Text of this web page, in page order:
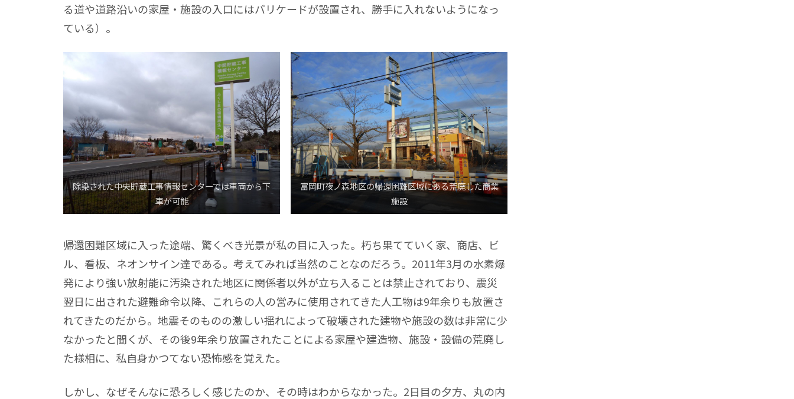
る道や道路沿いの家屋・施設の入口にはバリケードが設置され、勝手に入れないようになっ
ている）。
除染された中央貯蔵工事情報センターでは車両から下
車が可能
富岡町夜ノ森地区の帰還困難区域にある荒廃した商業
施設
帰還困難区域に入った途端、驚くべき光景が私の目に入った。朽ち果てていく家、商店、ビ
ル、看板、ネオンサイン達である。考えてみれば当然のことなのだろう。2011年3月の水素爆
発により強い放射能に汚染された地区に関係者以外が立ち入ることは禁止されており、震災
翌日に出された避難命令以降、これらの人の営みに使用されてきた人工物は9年余りも放置さ
れてきたのだから。地震そのものの激しい揺れによって破壊された建物や施設の数は非常に少
なかったと聞くが、その後9年余り放置されたことによる家屋や建造物、施設・設備の荒廃し
た様相に、私自身かつてない恐怖感を覚えた。
しかし、なぜそんなに恐ろしく感じたのか、その時はわからなかった。2日目の夕方、丸の内